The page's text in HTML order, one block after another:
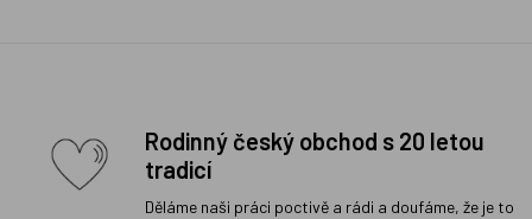
Rodinný český obchod s 20 letou
tradicí
Děláme naši práci poctivě a rádi a doufáme, že je to